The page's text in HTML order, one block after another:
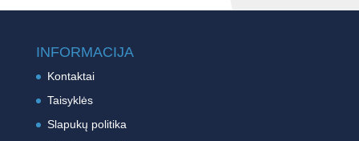
INFORMACIJA
Kontaktai
Taisyklės
Slapukų politika